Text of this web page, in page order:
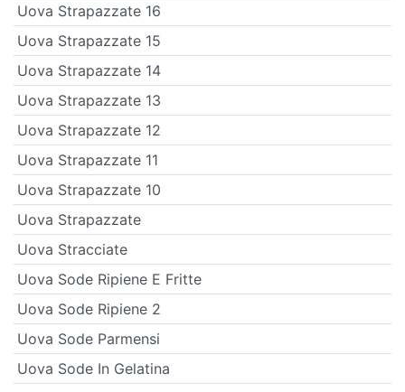
Uova Strapazzate 16
Uova Strapazzate 15
Uova Strapazzate 14
Uova Strapazzate 13
Uova Strapazzate 12
Uova Strapazzate 11
Uova Strapazzate 10
Uova Strapazzate
Uova Stracciate
Uova Sode Ripiene E Fritte
Uova Sode Ripiene 2
Uova Sode Parmensi
Uova Sode In Gelatina